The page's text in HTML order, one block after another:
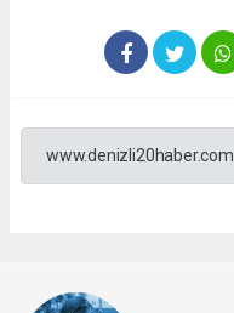
www.denizli20haber.com